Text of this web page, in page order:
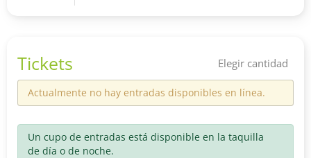
Tickets Elegir cantidad
Actualmente no hay entradas disponibles en línea.
Un cupo de entradas está disponible en la taquilla
de día o de noche.